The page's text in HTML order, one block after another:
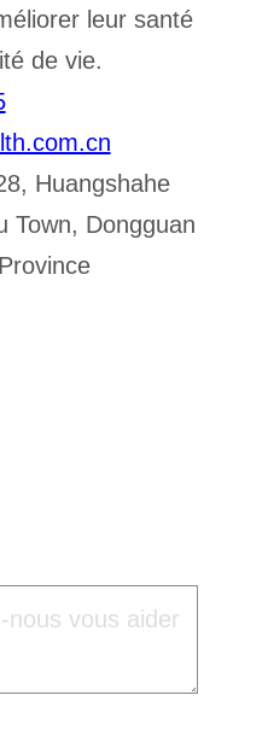
leur santé
de vie.
Huangshahe
Town, Dongguan